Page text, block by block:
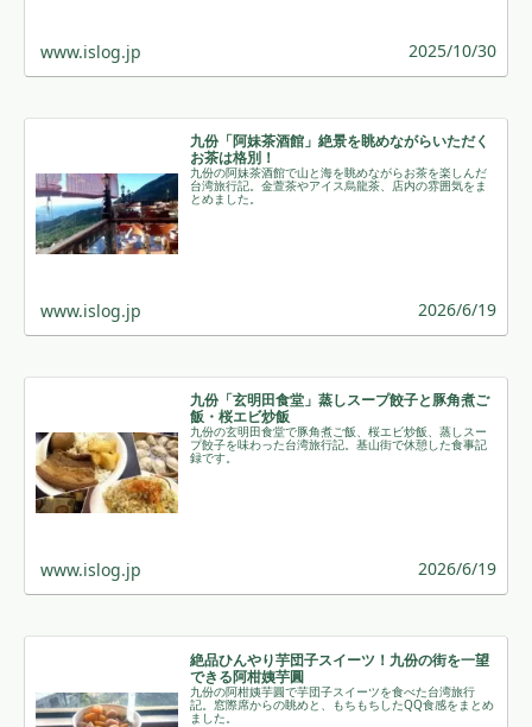
www.islog.jp 2025/10/30
九份「阿妹茶酒館」絶景を眺めながらいただく
お茶は格別！
九份の阿妹茶酒館で山と海を眺めながらお茶を楽しんだ
台湾旅行記。金萱茶やアイス烏龍茶、店内の雰囲気をま
とめました。
www.islog.jp 2026/6/19
九份「玄明田食堂」蒸しスープ餃子と豚角煮ご
飯・桜エビ炒飯
九份の玄明田食堂で豚角煮ご飯、桜エビ炒飯、蒸しスー
プ餃子を味わった台湾旅行記。基山街で休憩した食事記
録です。
www.islog.jp 2026/6/19
絶品ひんやり芋団子スイーツ！九份の街を一望
できる阿柑姨芋圓
九份の阿柑姨芋圓で芋団子スイーツを食べた台湾旅行
記。窓際席からの眺めと、もちもちしたQQ食感をまとめ
ました。